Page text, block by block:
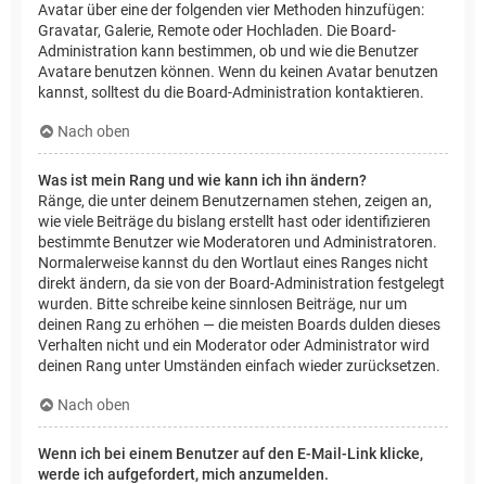
Avatar über eine der folgenden vier Methoden hinzufügen:
Gravatar, Galerie, Remote oder Hochladen. Die Board-
Administration kann bestimmen, ob und wie die Benutzer
Avatare benutzen können. Wenn du keinen Avatar benutzen
kannst, solltest du die Board-Administration kontaktieren.
Nach oben
Was ist mein Rang und wie kann ich ihn ändern?
Ränge, die unter deinem Benutzernamen stehen, zeigen an,
wie viele Beiträge du bislang erstellt hast oder identifizieren
bestimmte Benutzer wie Moderatoren und Administratoren.
Normalerweise kannst du den Wortlaut eines Ranges nicht
direkt ändern, da sie von der Board-Administration festgelegt
wurden. Bitte schreibe keine sinnlosen Beiträge, nur um
deinen Rang zu erhöhen — die meisten Boards dulden dieses
Verhalten nicht und ein Moderator oder Administrator wird
deinen Rang unter Umständen einfach wieder zurücksetzen.
Nach oben
Wenn ich bei einem Benutzer auf den E-Mail-Link klicke,
werde ich aufgefordert, mich anzumelden.